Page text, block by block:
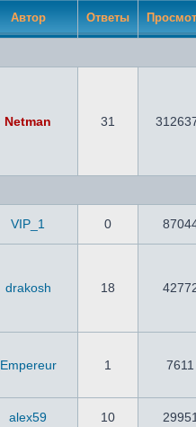
Автор Ответы
Netman 31
VIP_1 0
drakosh 18
Empereur 1 7611
alex59 10